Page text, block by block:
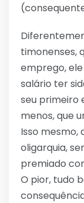
timonenses,
emprego,
salário ter
seu primeiro
menos, que
Isso mesmo,
oligarquia,
premiado
O pior, tudo